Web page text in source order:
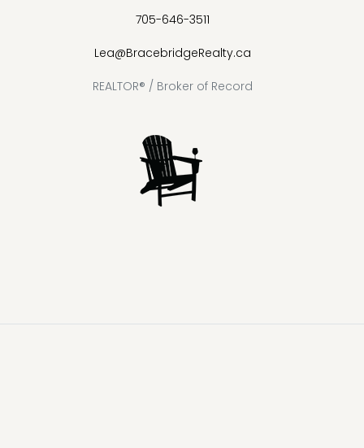
705-646-3511
Lea@BracebridgeRealty.ca
REALTOR® / Broker of Record